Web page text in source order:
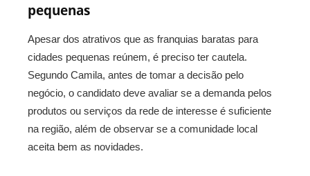
pequenas
Apesar dos atrativos que as franquias baratas para
cidades pequenas reúnem, é preciso ter cautela.
Segundo Camila, antes de tomar a decisão pelo
negócio, o candidato deve avaliar se a demanda pelos
produtos ou serviços da rede de interesse é suficiente
na região, além de observar se a comunidade local
aceita bem as novidades.